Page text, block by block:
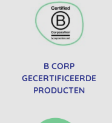
B CORP
GECERTIFICEERDE
PRODUCTEN